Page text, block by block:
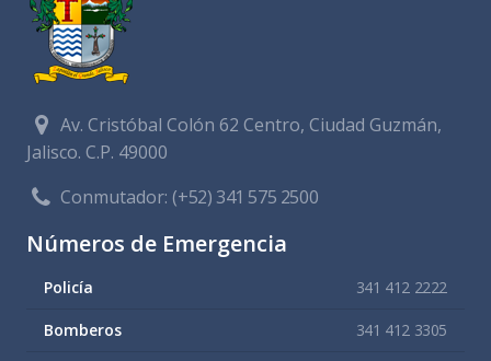
Av. Cristóbal Colón 62 Centro, Ciudad Guzmán,
Jalisco. C.P. 49000
Conmutador:(+52) 341 575 2500
Números de Emergencia
Policía 341 412 2222
Bomberos 341 412 3305